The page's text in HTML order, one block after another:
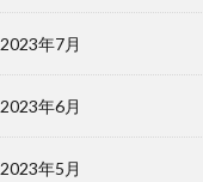
2023年7月
2023年6月
2023年5月